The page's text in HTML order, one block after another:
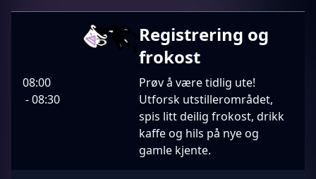
08:00
-08:30
Registrering og
frokost
Prøv å være tidlig ute!
Utforsk utstillerområdet,
spis litt deilig frokost, drikk
kaffe og hils på nye og
gamle kjente.